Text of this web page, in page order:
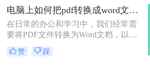
呢？今天教大家2个非常简单方便的
pdf转word，一起来看看吧~
电脑上如何把pdf转换成word文档？这二种实用方法分享给你！
在日常的办公和学习中，我们经常需
要将PDF文件转换为Word文档，以便
于编辑、修改或进一步处理。由于
PDF格式的稳定性和跨平台兼容性，
赞 踩